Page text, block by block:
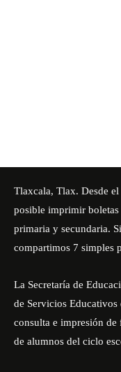
Tlaxcala, Tlax. Desde
posible imprimir boletas
primaria y secundaria.
compartimos 7 simples
La Secretaría de
de Servicios
consulta e impresión
de alumnos del ciclo